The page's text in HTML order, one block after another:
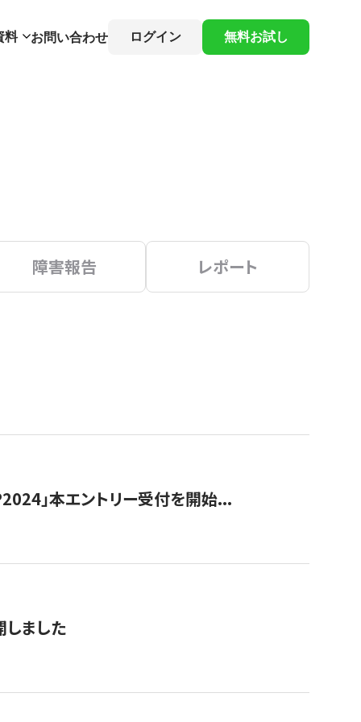
料 お問い合わせ ログイン 無料お試し
障害報告 レポート
」本エントリー受付を開始...
しました